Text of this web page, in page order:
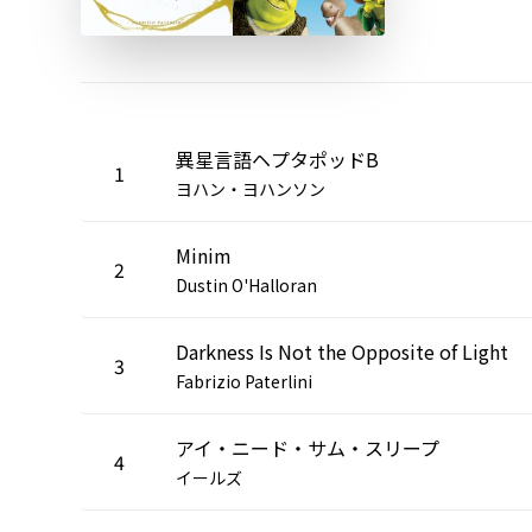
1 異星言語ヘプタポッドB
ヨハン・ヨハンソン
2 Minim
Dustin O'Halloran
3 Darkness Is Not the Opposite of Light
Fabrizio Paterlini
4 アイ・ニード・サム・スリープ
イールズ